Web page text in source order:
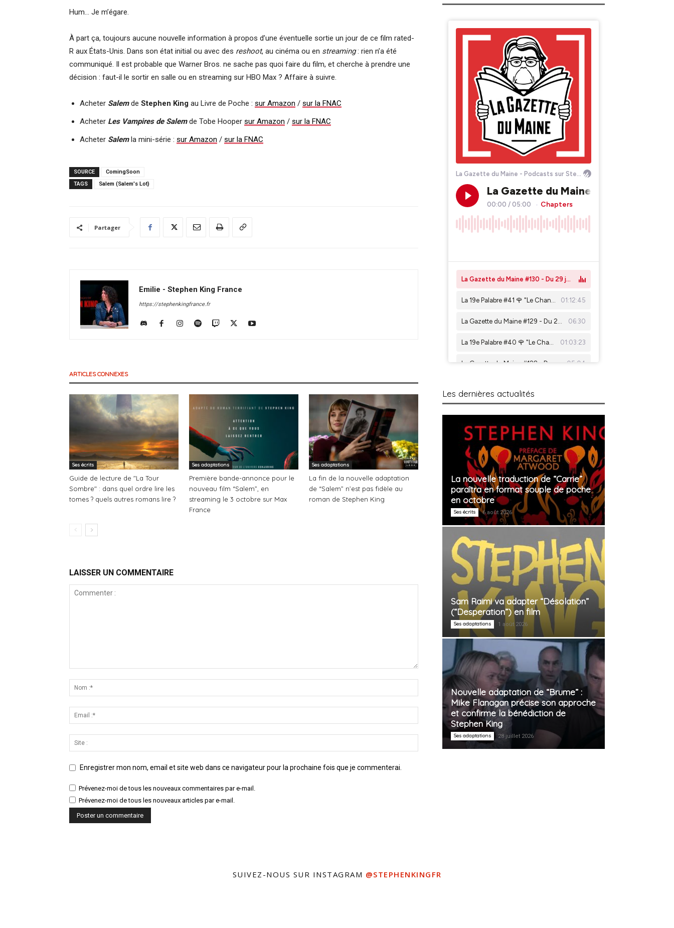
Hum… Je m’égare.
À part ça, toujours aucune nouvelle information à propos d’une éventuelle sortie un jour de ce film rated-
R aux États-Unis. Dans son état initial ou avec des reshoot, au cinéma ou en streaming: rien n’a été
communiqué. Il est probable que Warner Bros. ne sache pas quoi faire du film, et cherche à prendre une
décision : faut-il le sortir en salle ou en streaming sur HBO Max ? Affaire à suivre.
Acheter Salemde Stephen King au Livre de Poche : sur Amazon / sur la FNAC
Acheter Les Vampires de Salemde Tobe Hooper sur Amazon / sur la FNAC
Acheter Salemla mini-série : sur Amazon / sur la FNAC
SOURCE
ComingSoon
TAGS
Salem (Salem's Lot)
Partager
Emilie - Stephen King France
https://stephenkingfrance.fr
ARTICLES CONNEXES
Ses écrits
Guide de lecture de "La Tour
Sombre" : dans quel ordre lire les
tomes ? quels autres romans lire ?
Ses adaptations
Première bande-annonce pour le
nouveau film “Salem”, en
streaming le 3 octobre sur Max
France
Ses adaptations
La fin de la nouvelle adaptation
de “Salem” n’est pas fidèle au
roman de Stephen King
LAISSER UN COMMENTAIRE
Enregistrer mon nom, email et site web dans ce navigateur pour la prochaine fois que je commenterai.
Prévenez-moi de tous les nouveaux commentaires par e-mail.
Prévenez-moi de tous les nouveaux articles par e-mail.
Les dernières actualités
La nouvelle traduction de “Carrie”
paraîtra en format souple de poche
en octobre
Ses écrits 6 août 2026
Sam Raimi va adapter “Désolation”
(“Desperation”) en film
Ses adaptations 1 août 2026
Nouvelle adaptation de “Brume” :
Mike Flanagan précise son approche
et confirme la bénédiction de
Stephen King
Ses adaptations 28 juillet 2026
SUIVEZ-NOUS SUR INSTAGRAM @STEPHENKINGFR